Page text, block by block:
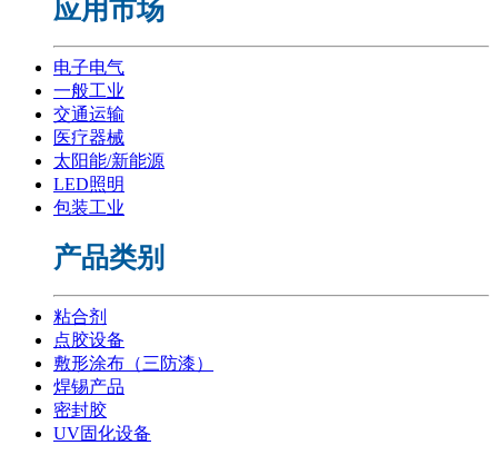
应用市场
电子电气
一般工业
交通运输
医疗器械
太阳能/新能源
LED照明
包装工业
产品类别
粘合剂
点胶设备
敷形涂布（三防漆）
焊锡产品
密封胶
UV固化设备